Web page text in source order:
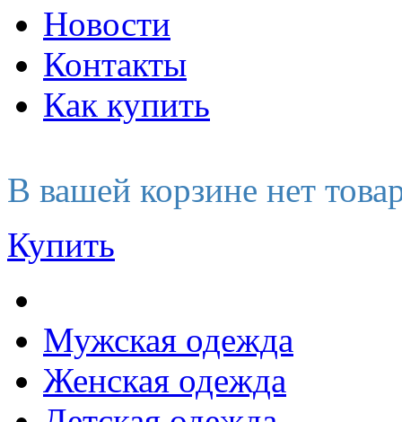
Новости
Контакты
Как купить
В вашей корзине нет
Купить
Мужская одежда
Женская одежда